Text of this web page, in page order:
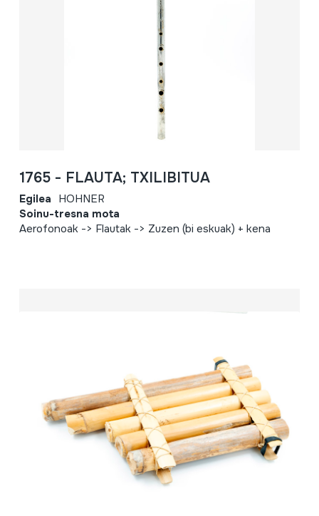
1765 - FLAUTA; TXILIBITUA
Egilea HOHNER
Soinu-tresna mota
Aerofonoak -> Flautak -> Zuzen (bi eskuak) + kena